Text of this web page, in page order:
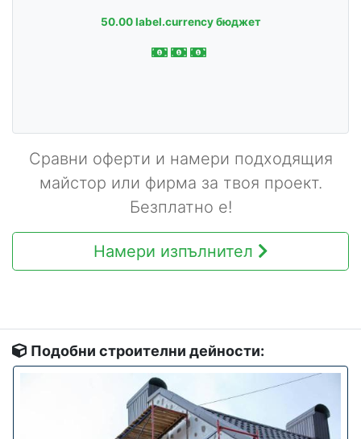
50.00 label.currency бюджет
Сравни оферти и намери подходящия
майстор или фирма за твоя проект.
Безплатно е!
Намери изпълнител
Подобни строителни дейности: